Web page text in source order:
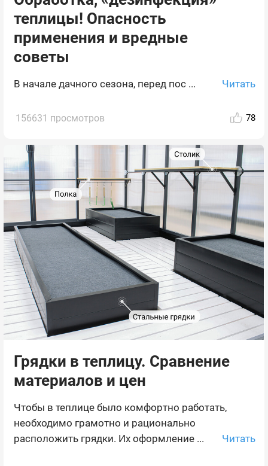
теплицы! Опасность
применения и вредные
советы
В начале дачного сезона, перед пос ... Читать
156631 просмотров 78
Грядки в теплицу. Сравнение
материалов и цен
Чтобы в теплице было комфортно работать,
необходимо грамотно и рационально
расположить грядки. Их оформление ...
Читать